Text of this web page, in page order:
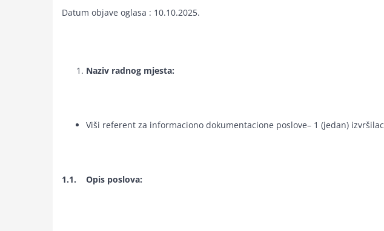
Datum objave oglasa : 10.10.2025.
Naziv radnog mjesta:
Viši referent za informaciono dokumentacione poslove– 1 (jedan) izvršilac
1.1. Opis poslova: